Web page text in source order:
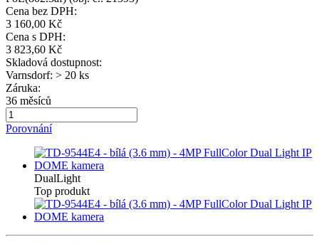
Cena bez DPH:
3 160,00 Kč
Cena s DPH:
3 823,60 Kč
Skladová dostupnost:
Varnsdorf: > 20 ks
Záruka:
36 měsíců
Porovnání
DualLight
Top produkt